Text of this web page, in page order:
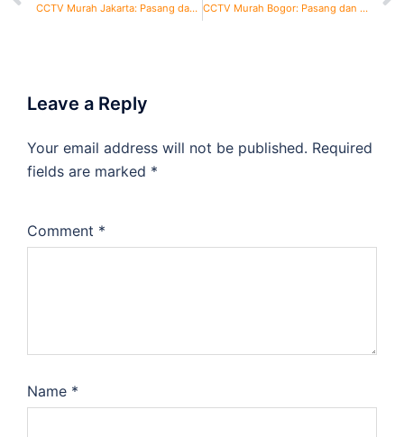
CCTV Murah Jakarta: Pasang dan Perbaikan CCTV Murah Bogor: Pasang dan Perbaikan
Leave a Reply
Your email address will not be published. Required
fields are marked *
Comment *
Name *